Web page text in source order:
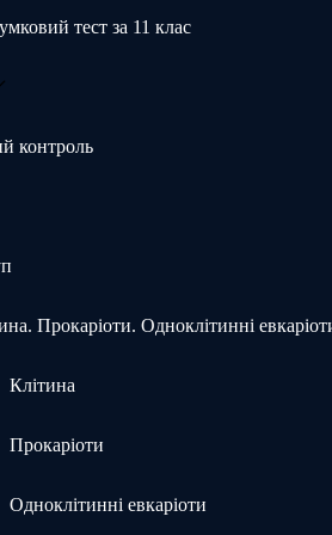
тест за 11 клас
контроль
Прокаріоти. Одноклітинні
Клітина
Прокаріоти
Одноклітинні евкаріоти